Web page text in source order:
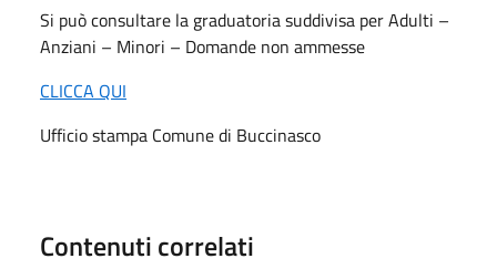
Si può consultare la graduatoria suddivisa per Adulti –
Anziani – Minori – Domande non ammesse
CLICCA QUI
Ufficio stampa Comune di Buccinasco
Contenuti correlati